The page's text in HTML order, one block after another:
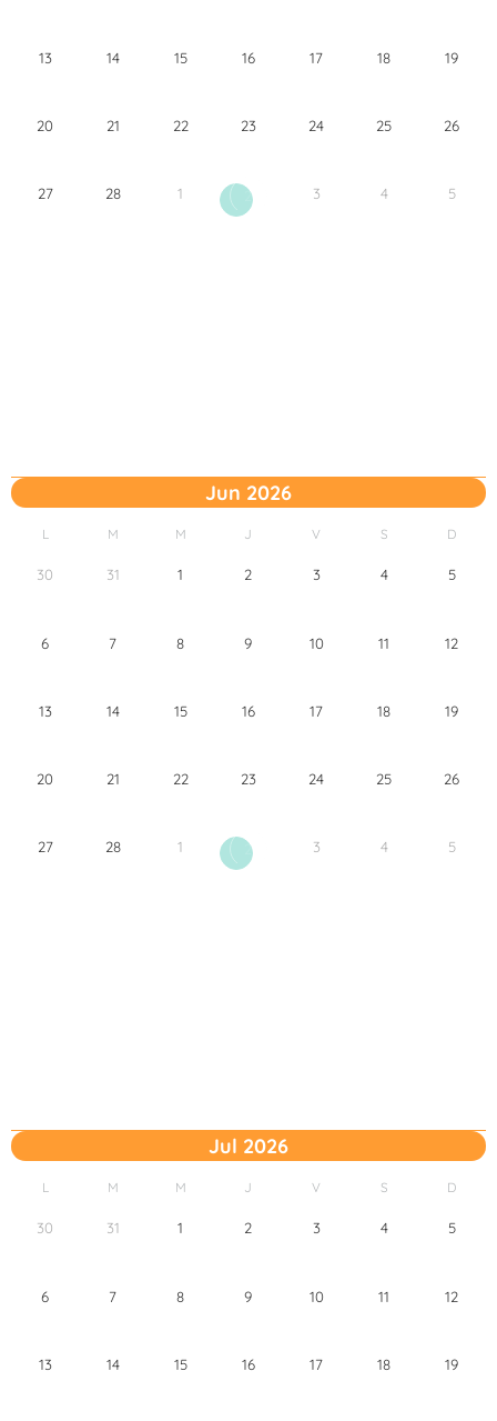
13 14 15 16 17 18 19
20 21 22 23 24 25 26
27 28 1 2 3 4 5
Jun 2026
L M M J V S D
30 31 1 2 3 4 5
6 7 8 9 10 11 12
13 14 15 16 17 18 19
20 21 22 23 24 25 26
27 28 1 2 3 4 5
Jul 2026
L M M J V S D
30 31 1 2 3 4 5
6 7 8 9 10 11 12
13 14 15 16 17 18 19